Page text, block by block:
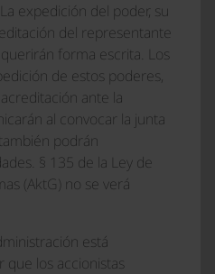
expedición del poder, su
del representante
forma escrita. Los
de estos poderes,
ante la
al convocar la junta
podrán
§ 135 de la Ley de
(AktG) no se verá
está
que los accionistas